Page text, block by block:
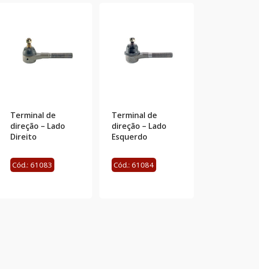
Terminal de
direção – Lado
Direito
Cód.: 61083
Terminal de
direção – Lado
Esquerdo
Cód.: 61084